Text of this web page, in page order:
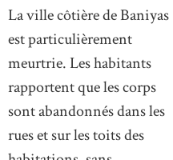
La ville côtière de Baniyas
est particulièrement
meurtrie. Les habitants
rapportent que les corps
sont abandonnés dans les
rues et sur les toits des